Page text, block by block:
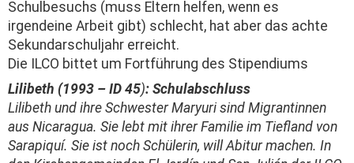
Schulbesuchs (muss Eltern helfen, wenn es
irgendeine Arbeit gibt) schlecht, hat aber das achte
Sekundarschuljahr erreicht.
Die ILCO bittet um Fortführung des Stipendiums
Lilibeth (1993 – ID 45): Schulabschluss
Lilibeth und ihre Schwester Maryuri sind Migrantinnen
aus Nicaragua. Sie lebt mit ihrer Familie im Tiefland von
Sarapiquí. Sie ist noch Schülerin, will Abitur machen. In